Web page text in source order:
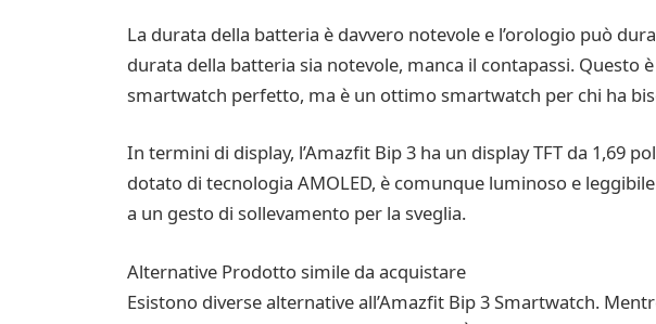
La durata della batteria è davvero notevole e l’orologio può
durata della batteria sia notevole, manca il contapassi.
smartwatch perfetto, ma è un ottimo smartwatch per chi ha
In termini di display, l’Amazfit Bip 3 ha un display TFT da 1,69
dotato di tecnologia AMOLED, è comunque luminoso e
a un gesto di sollevamento per la sveglia.
Alternative Prodotto simile da acquistare
Esistono diverse alternative all’Amazfit Bip 3 Smartwatch.